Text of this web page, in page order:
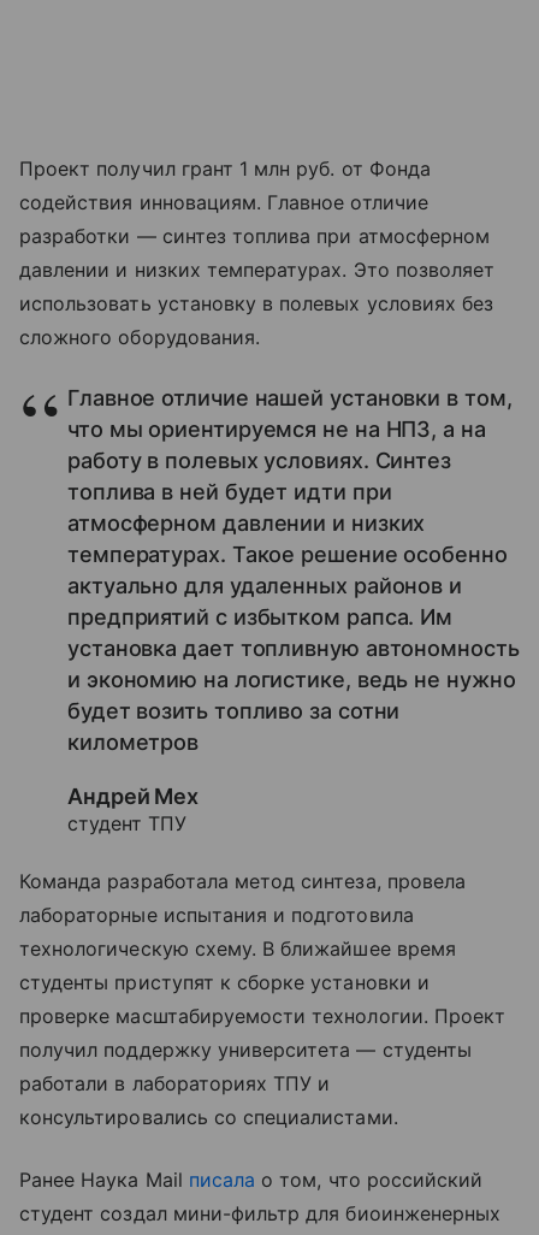
Проект получил грант 1 млн руб. от Фонда
содействия инновациям. Главное отличие
разработки — синтез топлива при атмосферном
давлении и низких температурах. Это позволяет
использовать установку в полевых условиях без
сложного оборудования.
Главное отличие нашей установки в том,
что мы ориентируемся не на НПЗ, а на
работу в полевых условиях. Синтез
топлива в ней будет идти при
атмосферном давлении и низких
температурах. Такое решение особенно
актуально для удаленных районов и
предприятий с избытком рапса. Им
установка дает топливную автономность
и экономию на логистике, ведь не нужно
будет возить топливо за сотни
километров
Андрей Мех
студент ТПУ
Команда разработала метод синтеза, провела
лабораторные испытания и подготовила
технологическую схему. В ближайшее время
студенты приступят к сборке установки и
проверке масштабируемости технологии. Проект
получил поддержку университета — студенты
работали в лабораториях ТПУ и
консультировались со специалистами.
Ранее Наука Mail писала о том, что российский
студент создал мини-фильтр для биоинженерных